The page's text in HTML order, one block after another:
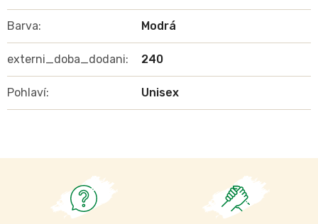
Barva: Modrá
externi_doba_dodani: 240
Pohlaví: Unisex